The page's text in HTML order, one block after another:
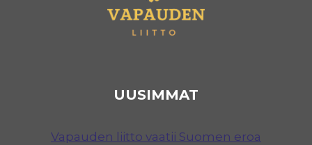
UUSIMMAT
Vapauden liitto vaatii Suomen eroa